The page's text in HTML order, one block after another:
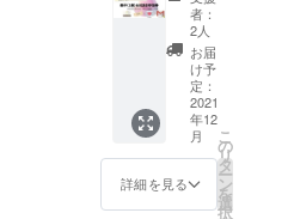
12月末
～2024
年12月
末 以
後も継
続して
配信予
定）
ご覧く
ださい
冊お届
けする
他、冊
子に書
かれて
いる内
容につ
いての
解説動
画をお
して生
きてい
くため
のQ&A
＞冊子
（https:
//wm-
salon.c
om/wp/
wp-
content
者：
2人
お届
け予
定：
2021
年12
月
詳細を見る
こ
の
リ
タ
ー
ン
を
選
択